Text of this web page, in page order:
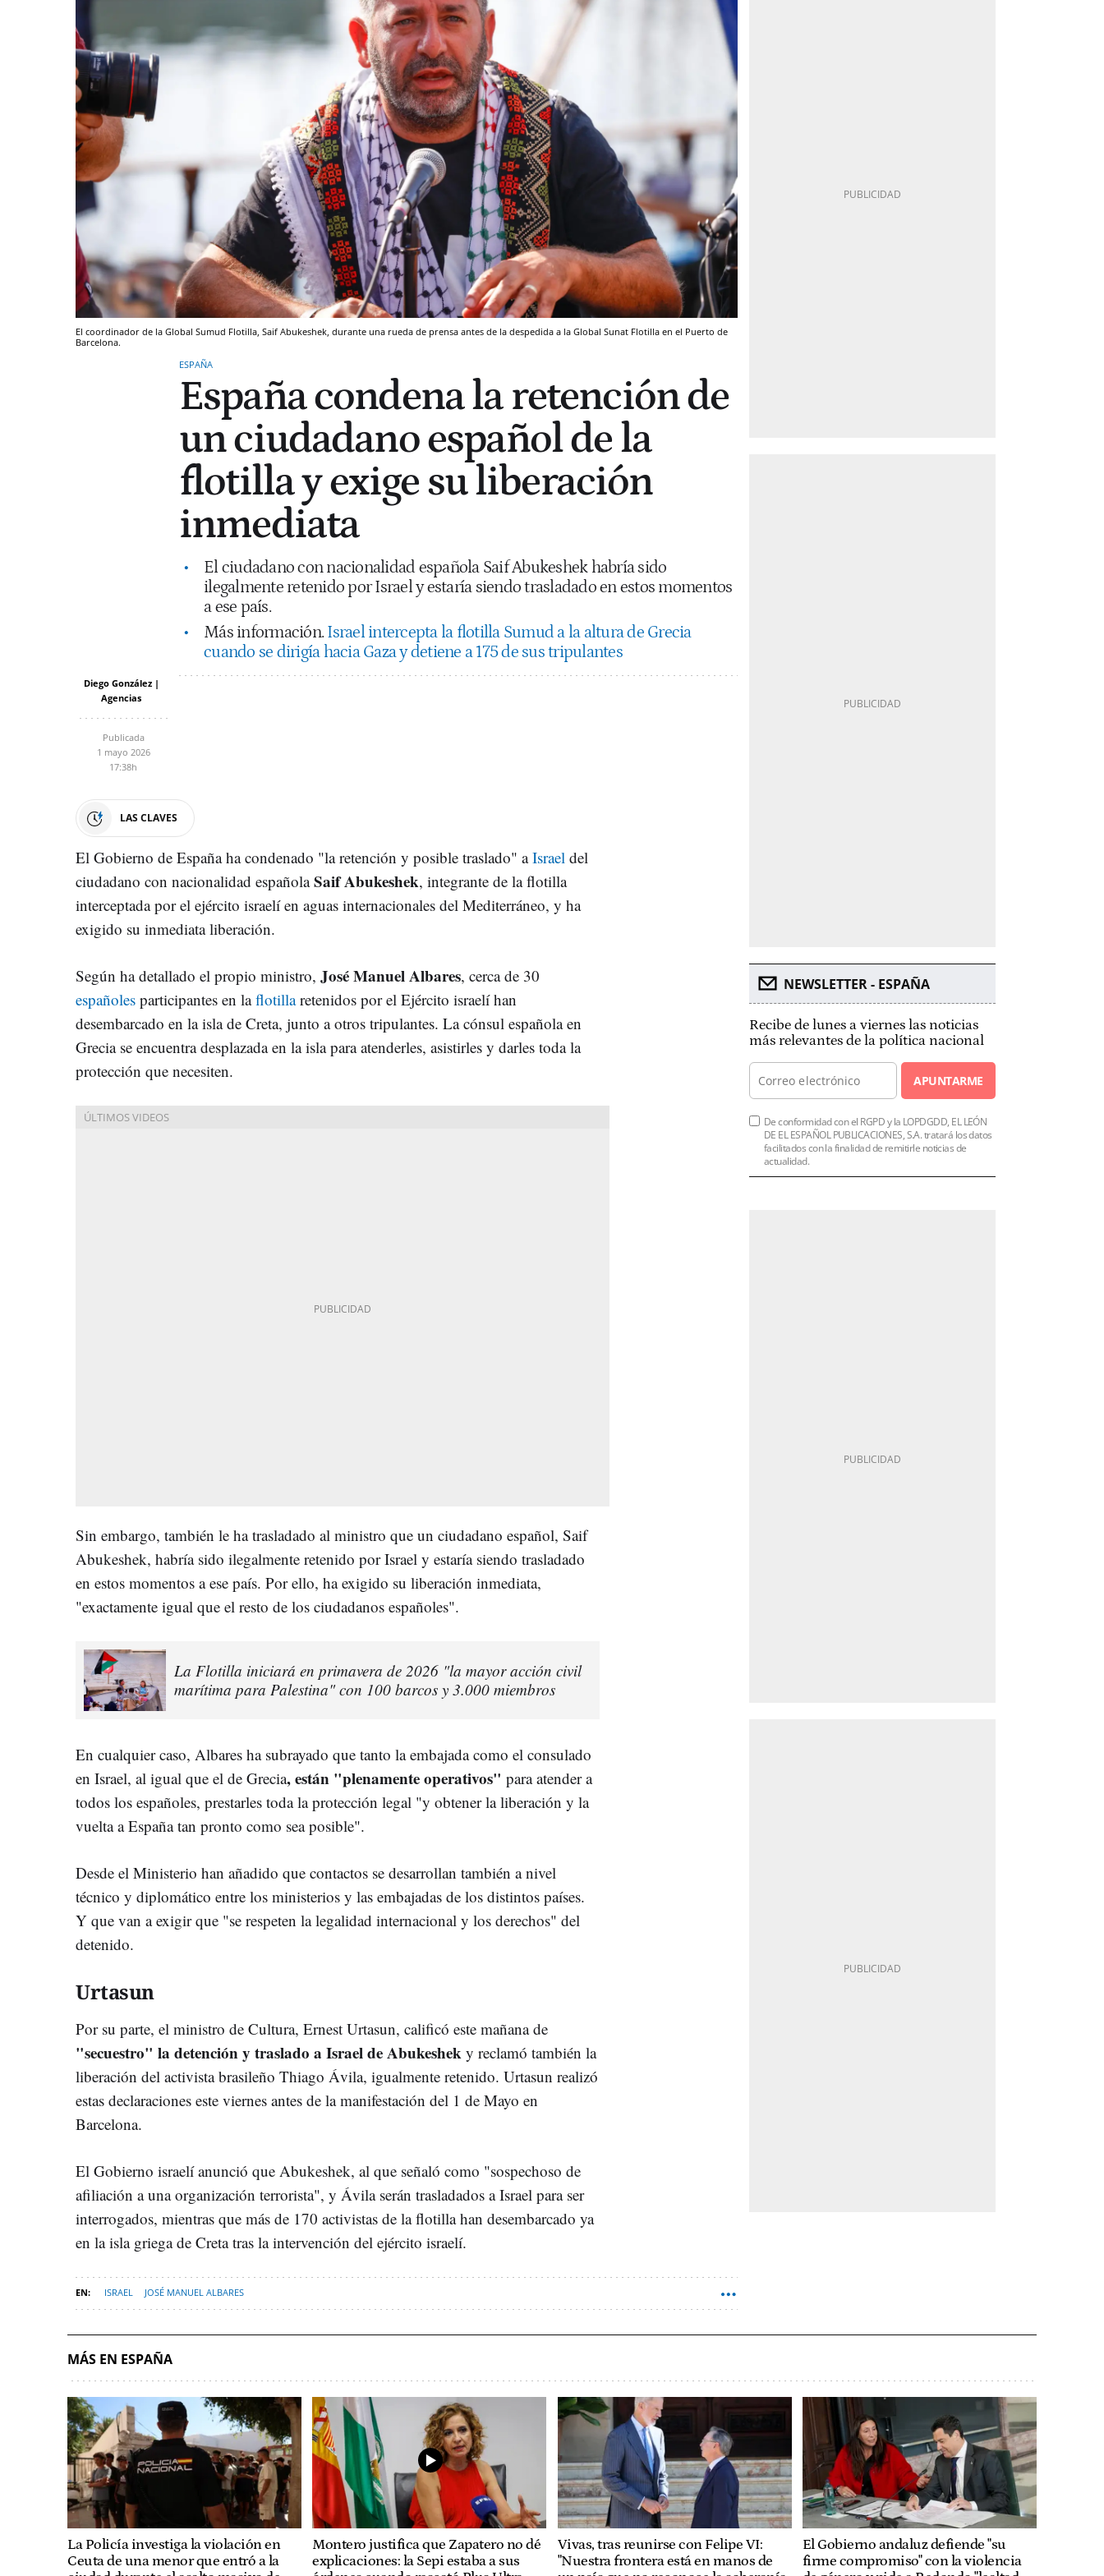
El coordinador de la Global Sumud Flotilla, Saif Abukeshek, durante una rueda de prensa antes de la despedida a la Global Sunat Flotilla en el Puerto de
Barcelona.
ESPAÑA
España condena la retención de
un ciudadano español de la
flotilla y exige su liberación
inmediata
El ciudadano con nacionalidad española Saif Abukeshek habría sido
ilegalmente retenido por Israel y estaría siendo trasladado en estos momentos
a ese país.
Más información. Israel intercepta la flotilla Sumud a la altura de Grecia
cuando se dirigía hacia Gaza y detiene a 175 de sus tripulantes
Diego González |
Agencias
Publicada
1 mayo 2026
17:38h
LAS CLAVES
El Gobierno de España ha condenado "la retención y posible traslado" aIsrael del
ciudadano con nacionalidad españolaSaif Abukeshek, integrante de la flotilla
interceptada por el ejército israelí en aguas internacionales del Mediterráneo, y ha
exigido su inmediata liberación.
Según ha detallado el propio ministro, José Manuel Albares, cerca de 30
españoles participantes en laflotillaretenidos por el Ejército israelí han
desembarcado en la isla de Creta, junto a otros tripulantes. La cónsul española en
Grecia se encuentra desplazada en la isla para atenderles, asistirles y darles toda la
protección que necesiten.
Sin embargo, también le ha trasladado al ministro que un ciudadano español, Saif
Abukeshek, habría sido ilegalmente retenido por Israel y estaría siendo trasladado
en estos momentos a ese país. Por ello, ha exigido su liberación inmediata,
"exactamente igual que el resto de los ciudadanos españoles".
La Flotilla iniciará en primavera de 2026 "la mayor acción civil
marítima para Palestina" con 100 barcos y 3.000 miembros
En cualquier caso, Albares ha subrayado que tanto la embajada como el consulado
en Israel, al igual que el de Grecia, están "plenamente operativos" para atender a
todos los españoles, prestarles toda la protección legal "y obtener la liberación y la
vuelta a España tan pronto como sea posible".
Desde el Ministerio han añadido que contactos se desarrollan también a nivel
técnico y diplomático entre los ministerios y las embajadas de los distintos países.
Y que van a exigir que "se respeten la legalidad internacional y los derechos" del
detenido.
Urtasun
Por su parte, el ministro de Cultura, Ernest Urtasun, calificó este mañana de
"secuestro" la detención y traslado a Israel de Abukeshek y reclamó también la
liberación del activista brasileño Thiago Ávila, igualmente retenido. Urtasun realizó
estas declaraciones este viernes antes de la manifestación del 1 de Mayo en
Barcelona.
El Gobierno israelí anunció que Abukeshek, al que señaló como "sospechoso de
afiliación a una organización terrorista", y Ávila serán trasladados a Israel para ser
interrogados, mientras que más de 170 activistas de la flotilla han desembarcado ya
en la isla griega de Creta tras la intervención del ejército israelí.
ISRAEL JOSÉ MANUEL ALBARES
NEWSLETTER - ESPAÑA
Recibe de lunes a viernes las noticias
más relevantes de la política nacional
APUNTARME
De conformidad con el RGPD y la LOPDGDD, EL LEÓN
DE EL ESPAÑOL PUBLICACIONES, S.A. tratará los datos
facilitados con la finalidad de remitirle noticias de
actualidad.
MÁS EN ESPAÑA
La Policía investiga la violación en
Ceuta de una menor que entró a la
Montero justifica que Zapatero no dé
explicaciones: la Sepi estaba a sus
Vivas, tras reunirse con Felipe VI:
"Nuestra frontera está en manos de
El Gobierno andaluz defiende "su
firme compromiso" con la violencia